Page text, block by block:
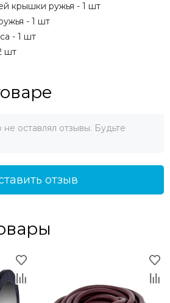
крышки ружья - 1 шт
- 1 шт
- 1 шт
шт
оставлял отзывы. Будьте
отзыв